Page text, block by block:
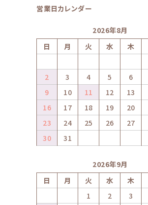
営業日カレンダー
2026年8月
日
月 火 水 木
2
3 4 5 6
9
10 11 12 13
16
17 18 19 20
23
24 25 26 27
30
31
2026年9月
日
月 火 水 木
1
2 3